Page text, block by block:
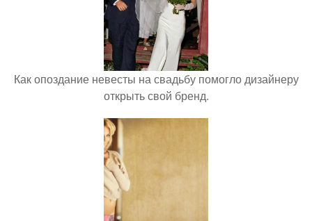
Как опоздание невесты на свадьбу помогло дизайнеру
открыть свой бренд.